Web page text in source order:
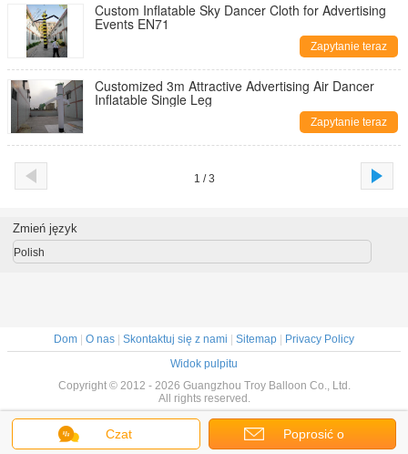
Custom Inflatable Sky Dancer Cloth for Advertising
Events EN71
Zapytanie teraz
Customized 3m Attractive Advertising Air Dancer
Inflatable Single Leg
Zapytanie teraz
1 / 3
Czat Poprosić o
Zmień język
Polish
Dom O nas Skontaktuj się z nami Sitemap
Privacy Policy
Widok pulpitu
Copyright © 2012 - 2026 Guangzhou Troy Balloon Co., Ltd.
All rights reserved.